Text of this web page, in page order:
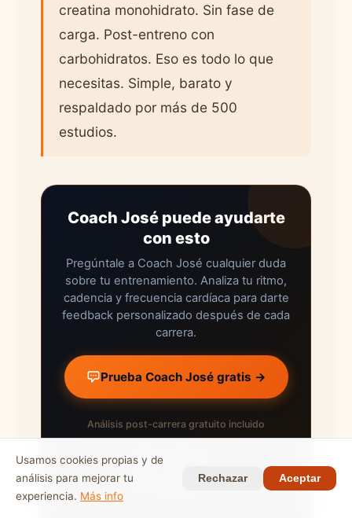
creatina monohidrato. Sin fase de
carga. Post-entreno con
carbohidratos. Eso es todo lo que
necesitas. Simple, barato y
respaldado por más de 500
estudios.
Coach José puede ayudarte
con esto
Pregúntale a Coach José cualquier duda
sobre tu entrenamiento. Analiza tu ritmo,
cadencia y frecuencia cardíaca para darte
feedback personalizado después de cada
carrera.
Prueba Coach José gratis →
Análisis post-carrera gratuito incluido
App Store
Usamos cookies propias y de
análisis para mejorar tu
experiencia. Más info
Rechazar Aceptar